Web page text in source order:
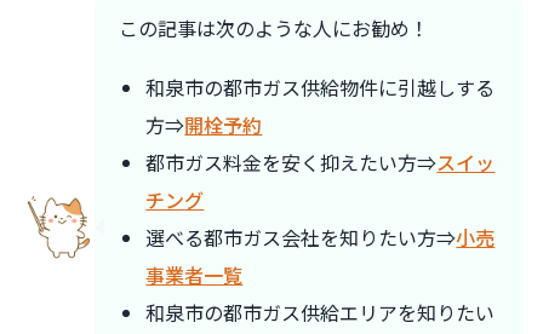
この記事は次のような人にお勧め！
和泉市の都市ガス供給物件に引越しする
方⇒開栓予約
都市ガス料金を安く抑えたい方⇒スイッ
チング
選べる都市ガス会社を知りたい方⇒小売
事業者一覧
和泉市の都市ガス供給エリアを知りたい